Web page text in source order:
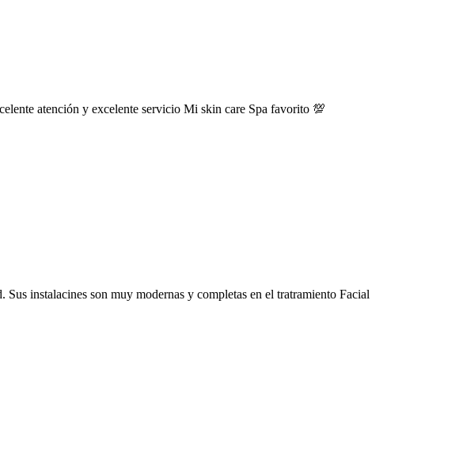
atención y excelente servicio Mi skin care Spa favorito 💯
instalacines son muy modernas y completas en el tratramiento Facial